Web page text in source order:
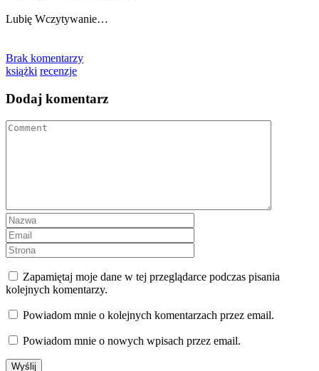
Lubię Wczytywanie…
Brak komentarzy
książki recenzje
Dodaj komentarz
Zapamiętaj moje dane w tej przeglądarce podczas pisania
kolejnych komentarzy.
Powiadom mnie o kolejnych komentarzach przez email.
Powiadom mnie o nowych wpisach przez email.